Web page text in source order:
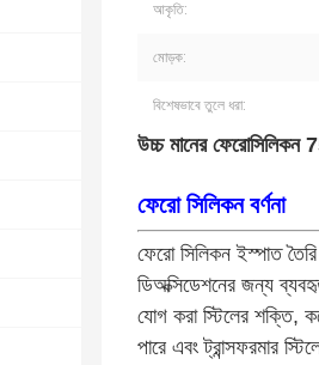
আকৃতি:
মোড়ক:
বিশেষভাবে তুলে ধরা:
উচ্চ মানের
ফেরো সিলিকন বর্ণনা
ফেরো সিলিকন ইস্পাত তৈরি
ডিঅক্সিডেশনের জন্য
যোগ করা স্টিলের শক্তি,
পারে এবং ট্রান্সফরমার